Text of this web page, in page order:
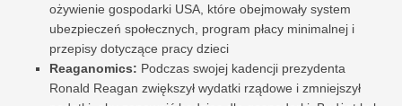
ożywienie gospodarki USA, które obejmowały system
ubezpieczeń społecznych, program płacy minimalnej i
przepisy dotyczące pracy dzieci
Reaganomics: Podczas swojej kadencji prezydenta
Ronald Reagan zwiększył wydatki rządowe i zmniejszył